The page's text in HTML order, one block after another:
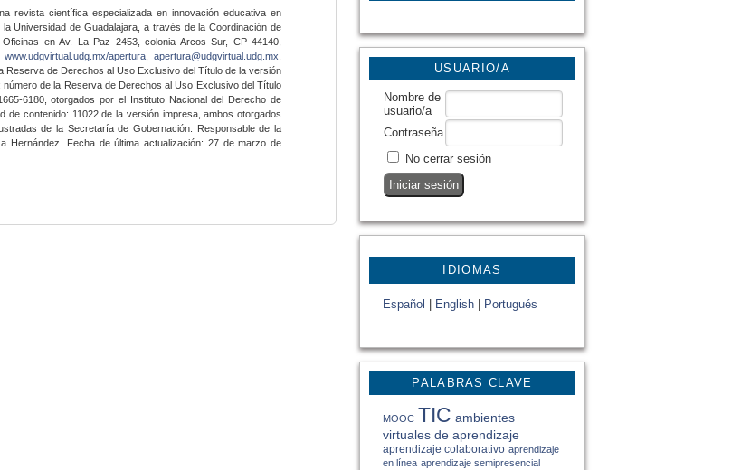
USUARIO/A
Nombre de
usuario/a
Contraseña
No cerrar sesión
IDIOMAS
Español English Portugués
PALABRAS CLAVE
MOOC TIC ambientes
virtuales de aprendizaje
aprendizaje colaborativo aprendizaje
en línea aprendizaje semipresencial
revista científica especializada en innovación educativa en
Universidad de Guadalajara, a través de la Coordinación de
en Av. La Paz 2453, colonia Arcos Sur, CP 44140,
www.udgvirtual.udg.mx/apertura apertura@udgvirtual.udg.mx
Reserva de Derechos al Uso Exclusivo del Título de la versión
de la Reserva de Derechos al Uso Exclusivo del Título
6180, otorgados por el Instituto Nacional del Derecho de
de contenido: 11022 de la versión impresa, ambos otorgados
de la Secretaría de Gobernación. Responsable de la
Hernández. Fecha de última actualización: 27 de marzo de